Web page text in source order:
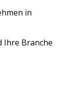
in
Ihre Branche